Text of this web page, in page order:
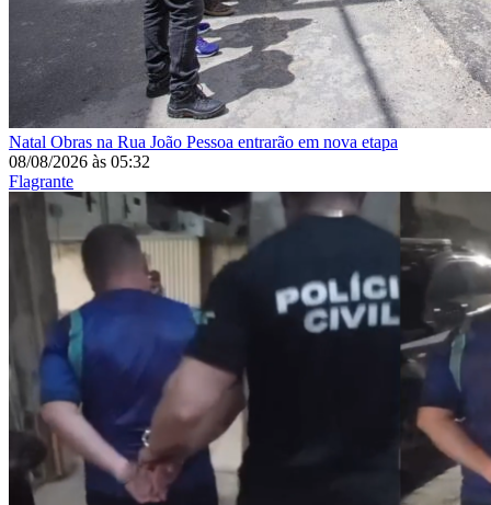
Natal Obras na Rua João Pessoa entrarão em nova etapa
08/08/2026 às 05:32
Flagrante